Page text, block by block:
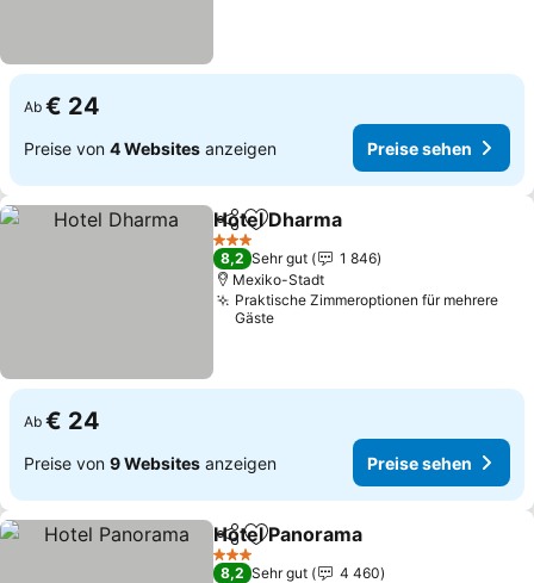
Ab € 24
Preise von 4 Websites anzeigen Preise sehen
TeilenZu Favoriten hinzufügen
Hotel Dharma
3 Sterne
8,2 Sehr gut
1 846
Mexiko-Stadt
Praktische Zimmeroptionen für mehrere
Gäste
Ab € 24
Preise von 9 Websites anzeigen Preise sehen
TeilenZu Favoriten hinzufügen
Hotel Panorama
3 Sterne
8,2 Sehr gut
4 460